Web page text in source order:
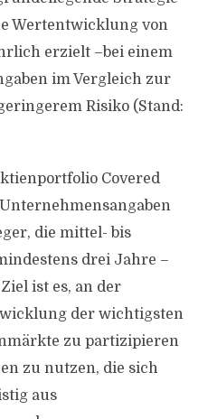
Wertentwicklung von
erzielt –bei einem
im Vergleich zur
Risiko (Stand:
Covered
die mittel- bis
drei Jahre –
ist es, an der
der wichtigsten
zu partizipieren
zu nutzen, die sich
aus